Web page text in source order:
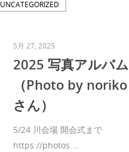
UNCATEGORIZED
5月 27, 2025
2025 写真アルバム
（Photo by noriko
さん）
5/24 川会場 開会式まで
https://photos.…